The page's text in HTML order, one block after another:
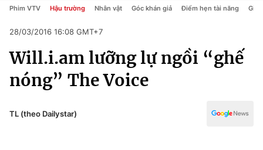
Chuyên mục
Chính trị
Chính trị
Pháp luật
Kinh tế
Thể thao
Truyền hình
Y tế
Phim VTV Hậu trường Nhân vật Góc khán giả Điểm hẹn tài năng Giải
28/03/2016 16:08 GMT+7
Will.i.am lưỡng lự ngồi “ghế
nóng” The Voice
TL (theo Dailystar)